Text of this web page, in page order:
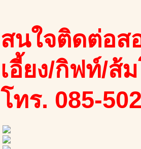
สนใจติดต่อส
เอี้ยง/กิฟท์/ส้
โทร. 085-